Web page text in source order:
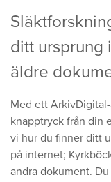
ditt ursprung
äldre
Med ett
knapptryck från din
vi hur du finner ditt
på internet;
andra dokument.